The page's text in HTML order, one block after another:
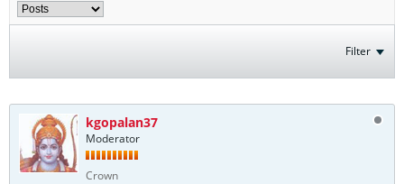
Filter
kgopalan37
Moderator
Crown